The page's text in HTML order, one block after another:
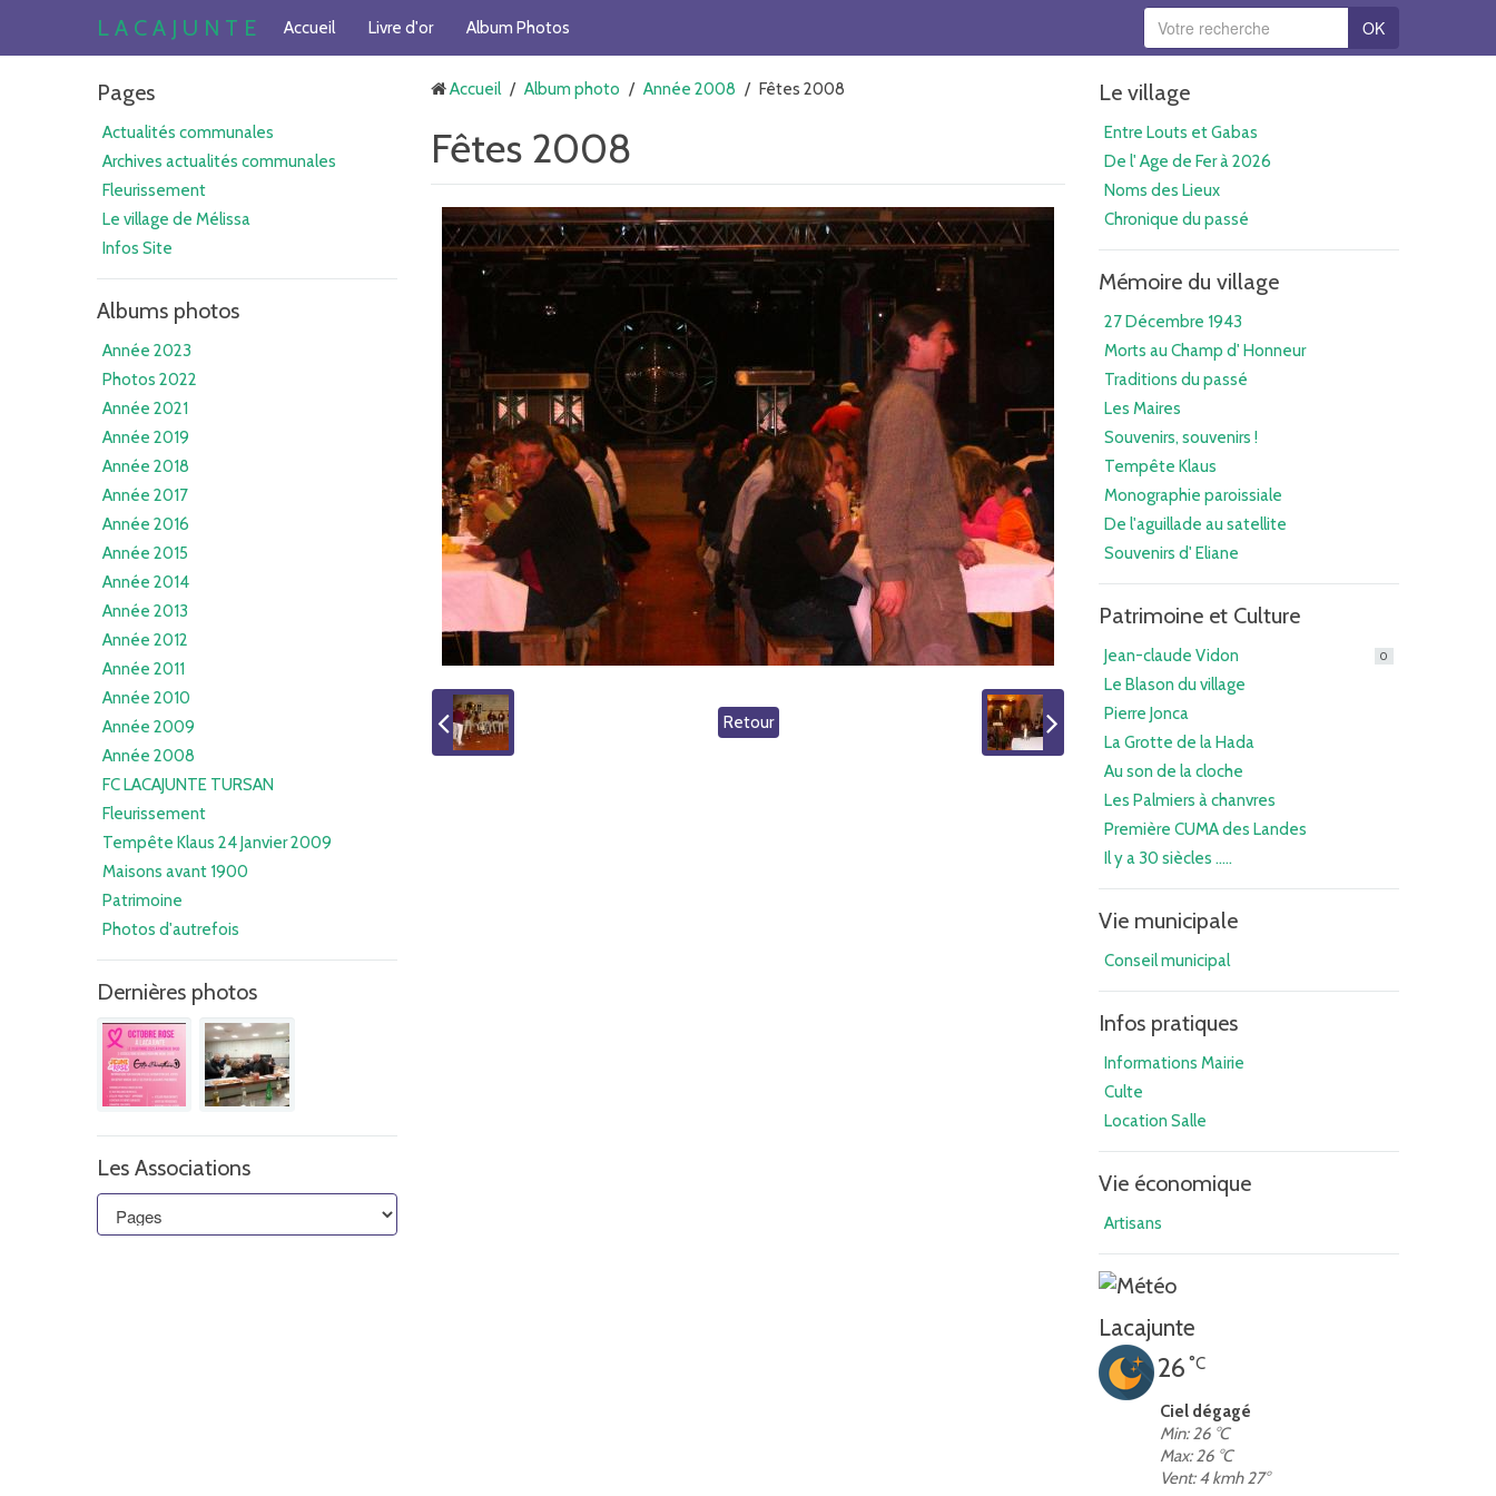
L A C A J U N T E Accueil Livre d'or Album Photos OK
Pages
Actualités communales
Archives actualités communales
Fleurissement
Le village de Mélissa
Infos Site
Albums photos
Année 2023
Photos 2022
Année 2021
Année 2019
Année 2018
Année 2017
Année 2016
Année 2015
Année 2014
Année 2013
Année 2012
Année 2011
Année 2010
Année 2009
Année 2008
FC LACAJUNTE TURSAN
Fleurissement
Tempête Klaus 24 Janvier 2009
Maisons avant 1900
Patrimoine
Photos d'autrefois
Dernières photos
Les Associations
Accueil / Album photo / Année 2008 / Fêtes 2008
Fêtes 2008
Retour
Le village
Entre Louts et Gabas
De l' Age de Fer à 2026
Noms des Lieux
Chronique du passé
Mémoire du village
27 Décembre 1943
Morts au Champ d' Honneur
Traditions du passé
Les Maires
Souvenirs, souvenirs !
Tempête Klaus
Monographie paroissiale
De l'aguillade au satellite
Souvenirs d' Eliane
Patrimoine et Culture
Jean-claude Vidon 0
Le Blason du village
Pierre Jonca
La Grotte de la Hada
Au son de la cloche
Les Palmiers à chanvres
Première CUMA des Landes
Il y a 30 siècles .....
Vie municipale
Conseil municipal
Infos pratiques
Informations Mairie
Culte
Location Salle
Vie économique
Artisans
Lacajunte
26 °C
Ciel dégagé
Min: 26 °C
Max: 26 °C
Vent: 4 kmh 27°